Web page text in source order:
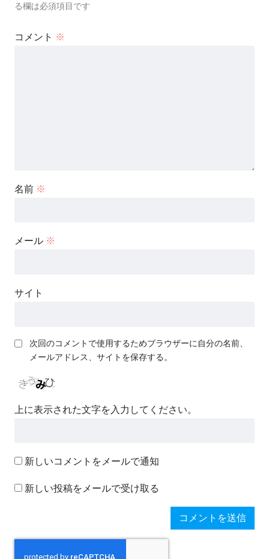
る欄は必須項目です
コメント ※
名前 ※
メール ※
サイト
次回のコメントで使用するためブラウザーに自分の名前、
メールアドレス、サイトを保存する。
上に表示された文字を入力してください。
新しいコメントをメールで通知
新しい投稿をメールで受け取る